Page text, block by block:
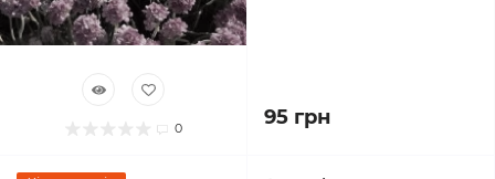
0 95 грн